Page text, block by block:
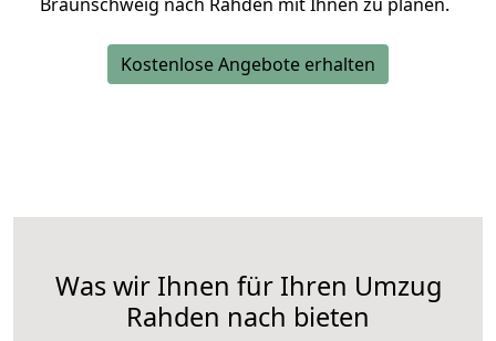
Kostenlose Angebote erhalten
Was wir Ihnen für Ihren Umzug
Rahden nach bieten